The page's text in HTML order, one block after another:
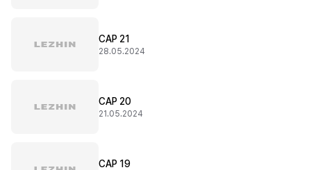
CAP 21
28.05.2024
CAP 20
21.05.2024
CAP 19